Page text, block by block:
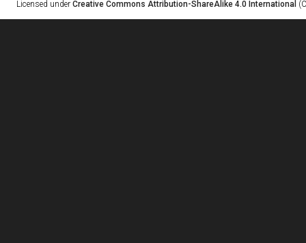
Licensed under Creative Commons Attribution-ShareAlike 4.0 International